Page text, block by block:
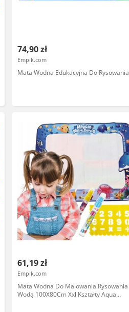
74,90 zł
Empik.com
Mata Wodna Edukacyjna Do Rysowania
61,19 zł
Empik.com
Mata Wodna Do Malowania Rysowania
Wodą 100X80Cm Xxl Kształty Aqua